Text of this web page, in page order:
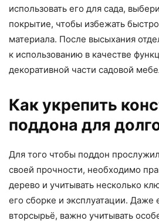
использовать его для сада,
покрытие, чтобы избежать
материала. После высыхания
к использованию в качестве
декоративной части садовой
Как укрепить
поддона для
Для того чтобы поддон
своей прочности, необходимо
дерево и учитывать несколько
его сборке и эксплуатации. Даже
вторсырьё, важно учитывать